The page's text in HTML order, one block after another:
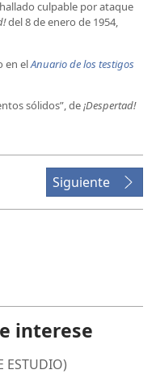
culpable por ataque
del 8 de enero de 1954,
en elAnuario de los testigos
sólidos”, de¡Despertad!
Siguiente
interese
ESTUDIO)